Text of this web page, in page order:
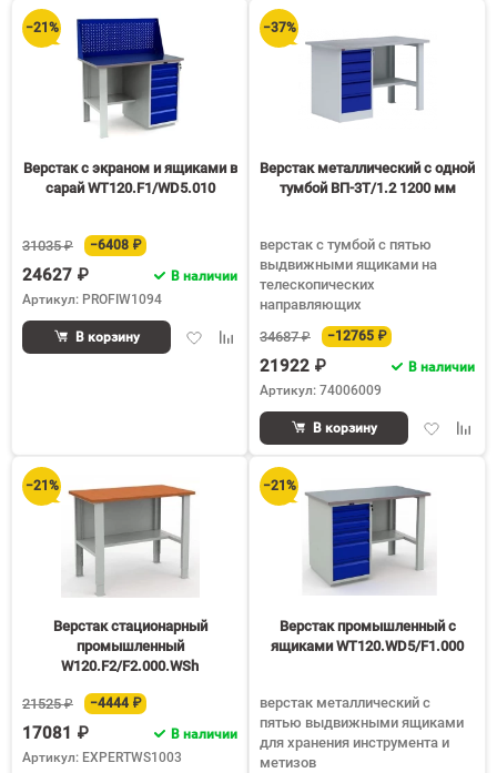
сравнению
−21%
Верстак с экраном и ящиками в
сарай WT120.F1/WD5.010
31035 ₽ −6408 ₽
24627 ₽
В наличии
Артикул: PROFIW1094
ДобавитьДобавить
сравнению
В корзину
−37%
Верстак металлический с одной
тумбой ВП-3Т/1.2 1200 мм
верстак с тумбой с пятью
выдвижными ящиками на
телескопических
направляющих
34687 ₽
−12765 ₽
21922 ₽
В наличии
Артикул: 74006009
Добавить
В корзину
−21%
Верстак стационарный
промышленный
W120.F2/F2.000.WSh
21525 ₽ −4444 ₽
17081 ₽
В наличии
Артикул: EXPERTWS1003
−21%
Верстак промышленный с
ящиками WT120.WD5/F1.000
верстак металлический с
пятью выдвижными ящиками
для хранения инструмента и
метизов